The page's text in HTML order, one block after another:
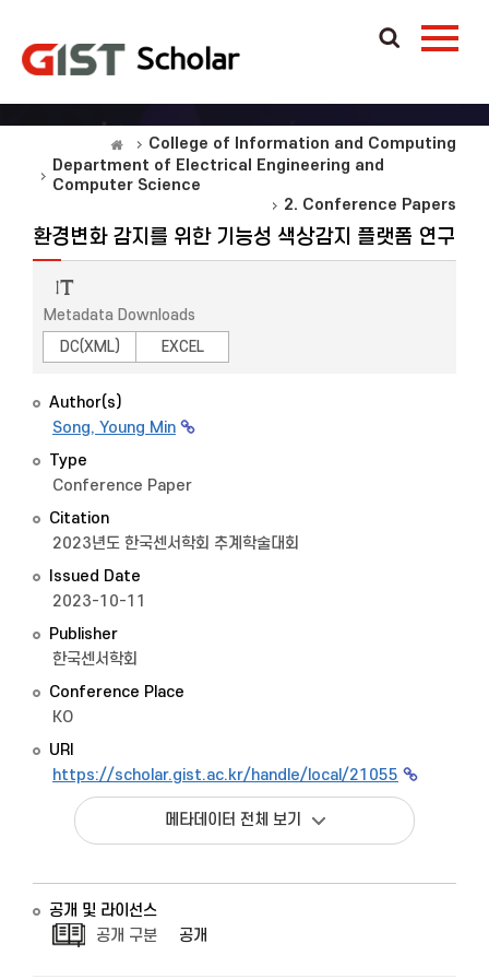
College of Information and Computing
Department of Electrical Engineering and
Computer Science
2. Conference Papers
환경변화 감지를 위한 기능성 색상감지 플랫폼 연구
Metadata Downloads
DC(XML)
EXCEL
Author(s)
Song, Young Min
Type
Conference Paper
Citation
2023년도 한국센서학회 추계학술대회
Issued Date
2023-10-11
Publisher
한국센서학회
Conference Place
KO
URI
https://scholar.gist.ac.kr/handle/local/21055
메타데이터 전체 보기
공개 및 라이선스
공개 구분
공개